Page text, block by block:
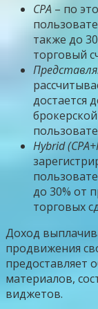
CPA – по
также до
торговый
достается
Hybrid
до 30% от
торговых
Доход
продвижения
предоставляет
материалов,
виджетов.